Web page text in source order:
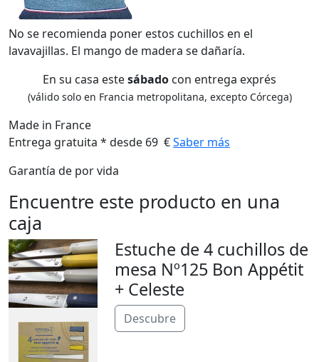
No se recomienda poner estos cuchillos en el
lavavajillas. El mango de madera se dañaría.
En su casa estesábado con entrega exprés
(válido solo en Francia metropolitana, excepto Córcega)
Made in France
Entrega gratuita * desde 69 €Saber más
Garantía de por vida
Encuentre este producto en una
caja
Estuche de 4 cuchillos de
mesa Nº125 Bon Appétit
+ Celeste
Descubre